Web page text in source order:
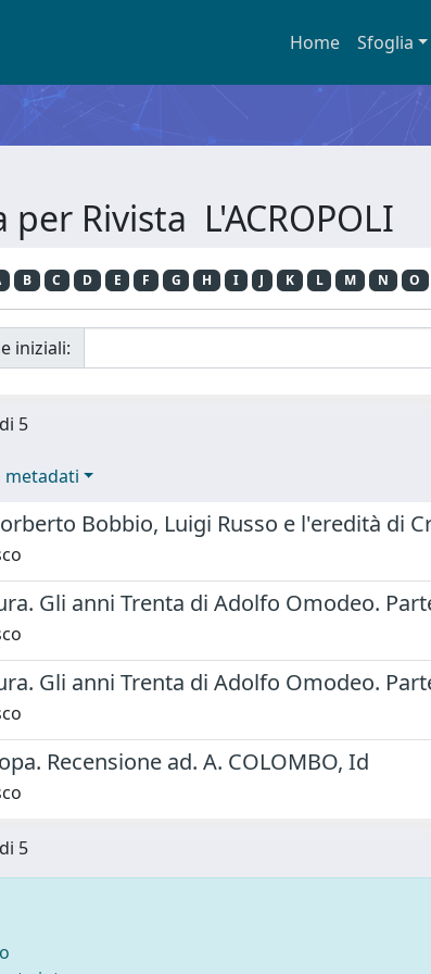
Home Sfoglia
per Rivista L'ACROPOLI
B C D E F G H I J K L M N O
iniziali:
5
metadati
Bobbio, Luigi Russo e l'eredità di
Gli anni Trenta di Adolfo Omodeo.
Gli anni Trenta di Adolfo Omodeo.
Recensione ad. A. COLOMBO, Id
5